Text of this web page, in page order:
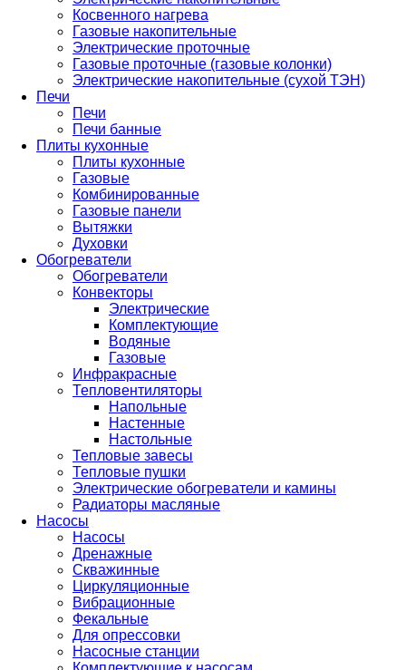
Косвенного нагрева
Газовые накопительные
Электрические проточные
Газовые проточные (газовые колонки)
Электрические накопительные (сухой ТЭН)
Печи
Печи
Печи банные
Плиты кухонные
Плиты кухонные
Газовые
Комбинированные
Газовые панели
Вытяжки
Духовки
Обогреватели
Обогреватели
Конвекторы
Электрические
Комплектующие
Водяные
Газовые
Инфракрасные
Тепловентиляторы
Напольные
Настенные
Настольные
Тепловые завесы
Тепловые пушки
Электрические обогреватели и камины
Радиаторы масляные
Насосы
Насосы
Дренажные
Скважинные
Циркуляционные
Вибрационные
Фекальные
Для опрессовки
Насосные станции